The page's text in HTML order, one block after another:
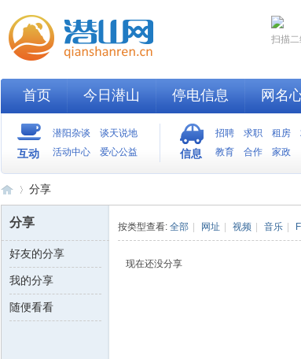
扫描
首页 今日潜山 停电信息 网名
互动
潜阳杂谈
谈天说地
活动中心
爱心公益 信息
招聘 求职 租房
教育
合作 家政
潜›
分享
分享
好友的分享
我的分享
随便看看
按类型查看: 全部 网址 视频 音乐
现在还没分享